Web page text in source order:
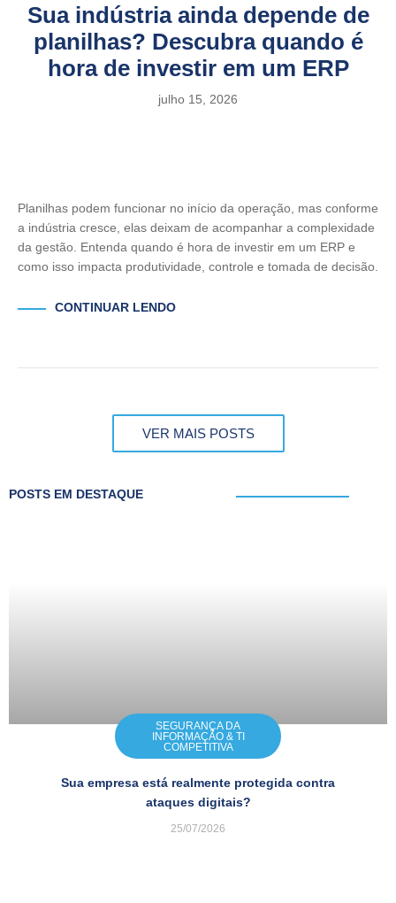
Sua indústria ainda depende de
planilhas? Descubra quando é
hora de investir em um ERP
julho 15, 2026
Planilhas podem funcionar no início da operação, mas conforme
a indústria cresce, elas deixam de acompanhar a complexidade
da gestão. Entenda quando é hora de investir em um ERP e
como isso impacta produtividade, controle e tomada de decisão.
CONTINUAR LENDO
VER MAIS POSTS
POSTS EM DESTAQUE
SEGURANÇA DA
INFORMAÇÃO & TI
COMPETITIVA
Sua empresa está realmente protegida contra
ataques digitais?
25/07/2026